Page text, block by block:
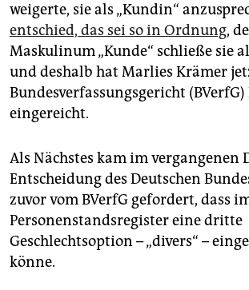
weigerte, sie als „Kundin“
entschied, das sei so in Ordnung,
Maskulinum „Kunde“ schließe sie
und deshalb hat Marlies Krämer
Bundesverfassungsgericht (BVerfG)
eingereicht.
Als Nächstes kam im vergangenen
Entscheidung des Deutschen
zuvor vom BVerfG gefordert, dass
Personenstandsregister eine dritte
Geschlechtsoption – „divers“ –
könne.